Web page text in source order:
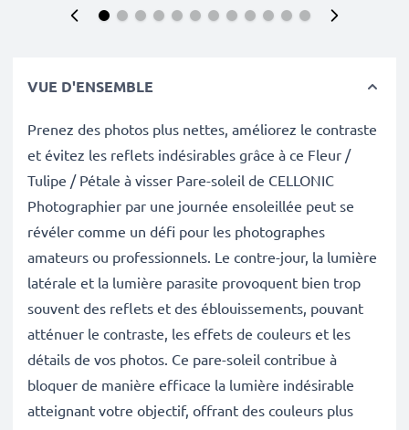
VUE D'ENSEMBLE
Prenez des photos plus nettes, améliorez le contraste
et évitez les reflets indésirables grâce à ce Fleur /
Tulipe / Pétale à visser Pare-soleil de CELLONIC
Photographier par une journée ensoleillée peut se
révéler comme un défi pour les photographes
amateurs ou professionnels. Le contre-jour, la lumière
latérale et la lumière parasite provoquent bien trop
souvent des reflets et des éblouissements, pouvant
atténuer le contraste, les effets de couleurs et les
détails de vos photos. Ce pare-soleil contribue à
bloquer de manière efficace la lumière indésirable
atteignant votre objectif, offrant des couleurs plus